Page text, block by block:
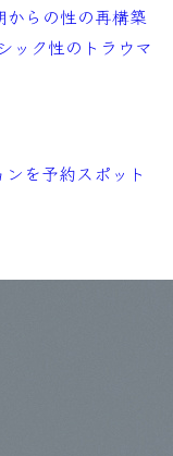
からの性の再構築
ック性のトラウマ
ンを予約スポット